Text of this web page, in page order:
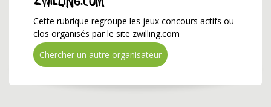
Cette rubrique regroupe les jeux concours actifs ou
clos organisés par le site zwilling.com
Chercher un autre organisateur